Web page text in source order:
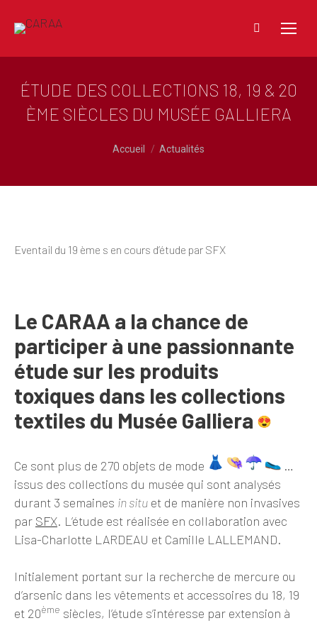
Recherche
ÉTUDE DES COLLECTIONS 18, 19 & 20
ÈME SIÈCLES DU MUSÉE GALLIERA
Accueil Actualités
Eventail du 19 ème s en cours d’étude par SFX
Le CARAA a la chance de
participer à une passionnante
étude sur les produits
toxiques dans les collections
textiles du Musée Galliera
Ce sont plus de 270 objets de mode
…
issus des collections du musée qui sont analysés
durant 3 semaines in situ et de manière non invasives
par SFX. L’étude est réalisée en collaboration avec
Lisa-Charlotte LARDEAU et Camille LALLEMAND.
Initialement portant sur la recherche de mercure ou
d’arsenic dans les vêtements et accessoires du 18, 19
et 20ème siècles, l’étude s’intéresse par extension à